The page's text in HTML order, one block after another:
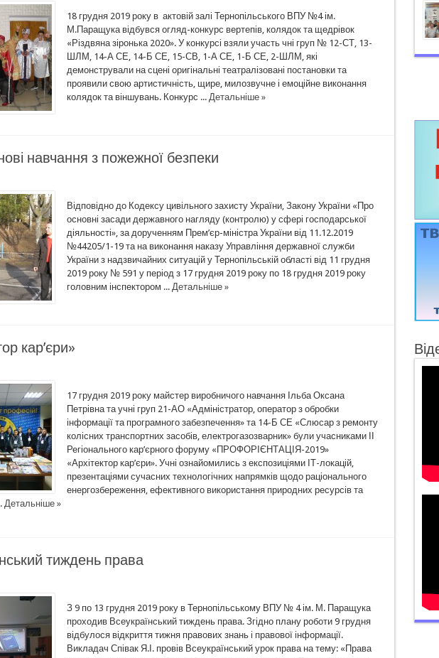
18 грудня 2019 року в актовій залі Тернопільського ВПУ №4 ім.
М.Паращука відбувся огляд-конкурс вертепів, колядок та щедрівок
«Різдвяна зіронька 2020». У конкурсі взяли участь чні груп № 12-СТ, 13-
ШЛМ, 14-А СЕ, 14-Б СЕ, 15-СВ, 1-А СЕ, 1-Б СЕ, 2-ШЛМ, які
демонстрували на сцені оригінальні театралізовані постановки та
проявили свою артистичність, щире, милозвучне і емоційне виконання
колядок та віншувань. Конкурс ... Детальніше »
навчання з пожежної безпеки
Відповідно до Кодексу цивільного захисту України, Закону України «Про
основні засади державного нагляду (контролю) у сфері господарської
діяльності», за дорученням Прем’єр-міністра України від 11.12.2019
№44205/1-19 та на виконання наказу Управління державної служби
України з надзвичайних ситуацій у Тернопільській області від 11 грудня
2019 року № 591 у період з 17 грудня 2019 року по 18 грудня 2019 року
головним інспектором ... Детальніше »
кар’єри»
17 грудня 2019 року майстер виробничого навчання Ільба Оксана
Петрівна та учні груп 21-АО «Адміністратор, оператор з обробки
інформації та програмного забезпечення» та 14-Б СЕ «Слюсар з ремонту
колісних транспортних засобів, електрогазозварник» були учасниками ІІ
Регіонального кар’єрного форуму «ПРОФОРІЄНТАЦІЯ-2019»
«Архітектор кар’єри». Учні ознайомились з експозиціями ІТ-локацій,
презентаціями сучасних технологічних напрямків щодо раціонального
енергозбереження, ефективного використання природних ресурсів та
Детальніше »
тиждень права
З 9 по 13 грудня 2019 року в Тернопільському ВПУ № 4 ім. М. Паращука
проходив Всеукраїнський тиждень права. Згідно плану роботи 9 грудня
відбулося відкриття тижня правових знань і правової інформації.
Викладач Співак Я.І. провів Всеукраїнський урок права на тему: «Права